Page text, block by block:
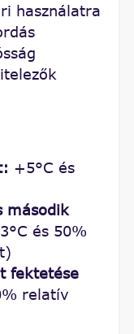
használatra
+5°C és
második
és 50%
fektetése
relatív